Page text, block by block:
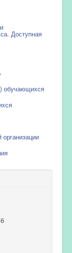
Доступная
обучающихся